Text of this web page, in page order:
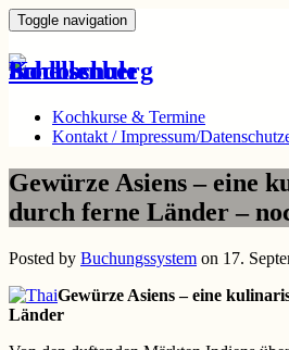
Toggle navigation
Kochkurse & Termine
Kontakt / Impressum/
Gewürze Asiens – eine
durch ferne Länder –
Posted by Buchungssystem on 17.
Gewürze Asiens – eine
Länder